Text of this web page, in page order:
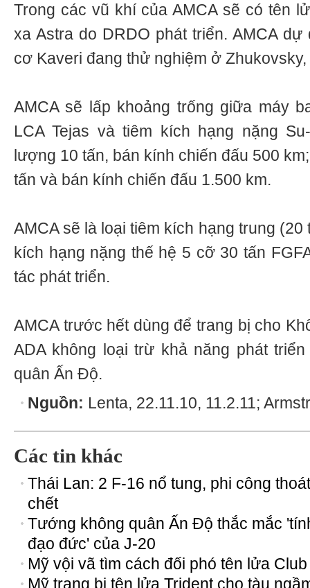
Trong các vũ khí của AMCA sẽ có tên
xa Astra do DRDO phát triển. AMCA
cơ Kaveri đang thử nghiệm ở Zhukovsky,
AMCA sẽ lấp khoảng trống giữa máy
LCA Tejas và tiêm kích hạng nặng
lượng 10 tấn, bán kính chiến đấu 500
tấn và bán kính chiến đấu 1.500 km.
AMCA sẽ là loại tiêm kích hạng trung
kích hạng nặng thế hệ 5 cỡ 30 tấn
tác phát triển.
AMCA trước hết dùng để trang bị cho
ADA không loại trừ khả năng phát
quân Ấn Độ.
Nguồn: Lenta, 22.11.10, 11.2.11;
Các tin khác
Thái Lan: 2 F-16 nổ tung, phi công thoát
chết
Tướng không quân Ấn Độ thắc mắc
đạo đức' của J-20
Mỹ vội vã tìm cách đối phó tên lửa Club
Mỹ trang bị tên lửa Trident cho tàu